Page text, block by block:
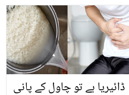
ڈائیریا ہے تو چاول کے پانی